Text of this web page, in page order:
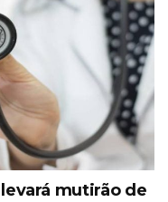
levará mutirão de